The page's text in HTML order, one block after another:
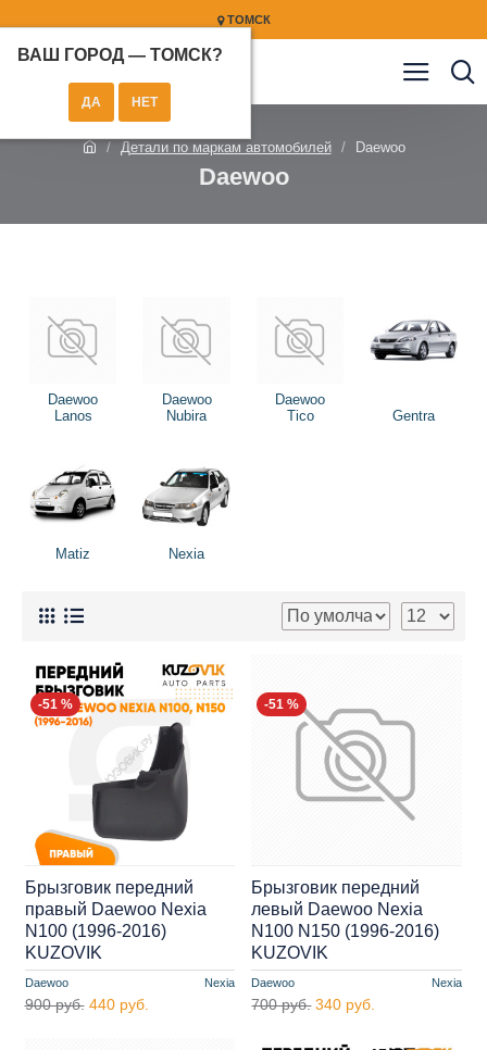
ТОМСК
ВАШ ГОРОД — ТОМСК?
Детали по маркам автомобилей Daewoo
Daewoo
Daewoo
Lanos
Daewoo
Nubira
Daewoo
Tico
Gentra
Matiz Nexia
-51 %
Daewoo Nexia
Брызговик передний
правый Daewoo Nexia
N100 (1996-2016)
KUZOVIK
900 руб. 440 руб.
-51 %
Daewoo Nexia
Брызговик передний
левый Daewoo Nexia
N100 N150 (1996-2016)
KUZOVIK
700 руб. 340 руб.